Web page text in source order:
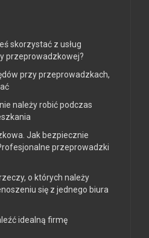
skorzystać z usług
przeprowadzkowej?
przy przeprowadzkach,
należy robić podczas
Jak bezpiecznie
przeprowadzki
o których należy
się z jednego biura
idealną firmę